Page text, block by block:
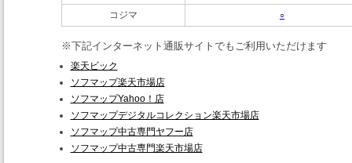
コジマ ○
※下記インターネット通販サイトでもご利用いただけます
楽天ビック
ソフマップ楽天市場店
ソフマップYahoo！店
ソフマップデジタルコレクション楽天市場店
ソフマップ中古専門ヤフー店
ソフマップ中古専門楽天市場店